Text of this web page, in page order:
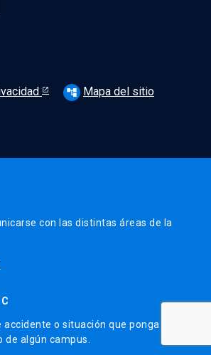
account_tree Mapa del sitio
con las distintas áreas de la
o situación que ponga en
algún campus.